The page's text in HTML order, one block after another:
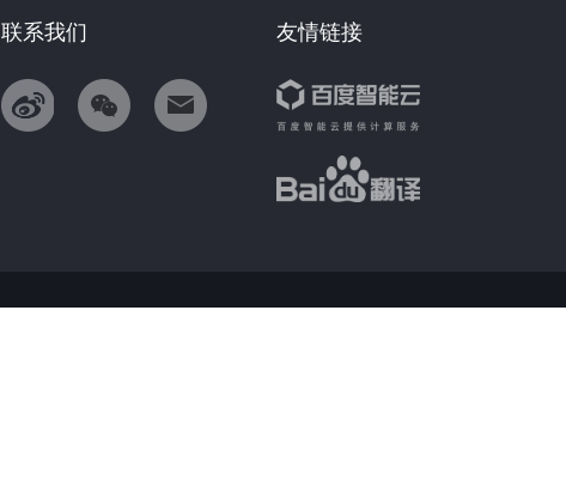
友情链接
联系我们